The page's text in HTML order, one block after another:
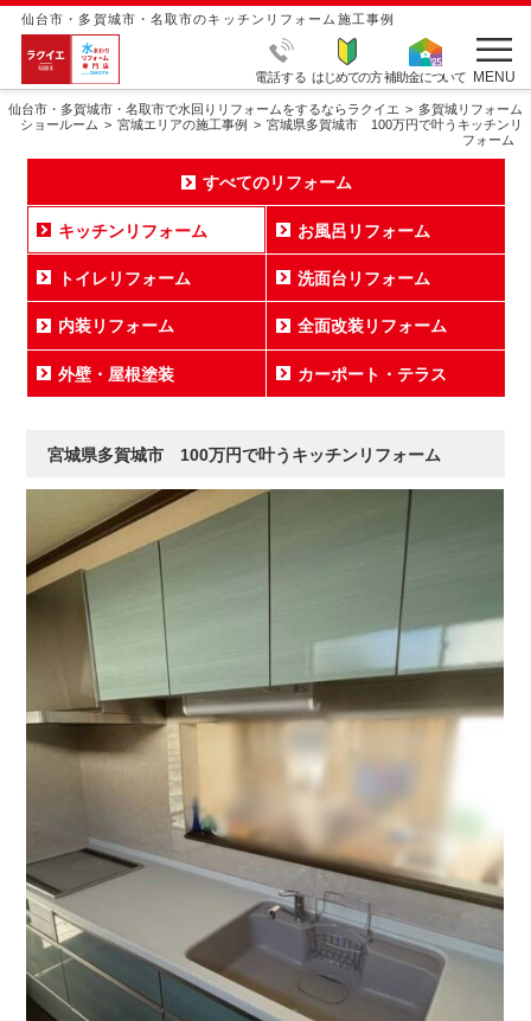
仙台市・多賀城市・名取市のキッチンリフォーム施工事例
電話する はじめての方補助金について MENU
仙台市・多賀城市・名取市で水回りリフォームをするならラクイエ
多賀城リフォーム
ショールーム
宮城エリアの施工事例
宮城県多賀城市 100万円で叶うキッチンリ
フォーム
すべてのリフォーム
キッチンリフォーム お風呂リフォーム
トイレリフォーム 洗面台リフォーム
内装リフォーム 全面改装リフォーム
外壁・屋根塗装 カーポート・テラス
宮城県多賀城市 100万円で叶うキッチンリフォーム